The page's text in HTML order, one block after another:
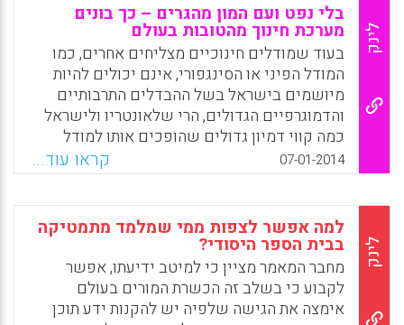
לינק
בלי נפט ועם המון מהגרים – כך בונים
מערכת חינוך מהטובות בעולם
בעוד שמודלים חינוכיים מצליחים אחרים, כמו
המודל הפיני או הסינגפורי, אינם יכולים להיות
מיושמים בישראל בשל ההבדלים התרבותיים
והדמוגרפיים הגדולים, הרי שלאונטריו ולישראל
כמה קווי דמיון גדולים שהופכים אותו למודל
חיקוי רלוונטי. עם אוכלוסייה של 13 מיליון איש,
2 מיליון תלמידים, תושבים בעלי רקע תרבותי
שונה וגם דוברי שפות שונות – ומהגרים רבים,
אונטריו היתה בעשור האחרון מעבדה מצליחה
לרפורמה חינוכית, שהביאה לא רק להישגים
במבחנים, אלא לסגירת פערים בין אוכלוסיות
שונות ( דפנה מאור) .
07-01-2014 קראו עוד...
לינק
למה אפשר לצפות ממי שמלמד מתמטיקה
בבית הספר היסודי?
מחבר המאמר מציין כי למיטב ידיעתו, אפשר
לקבוע כי בשלב זה הכשרת המורים בעולם
אימצה את הגישה שלפיה יש להקנות ידע תוכן